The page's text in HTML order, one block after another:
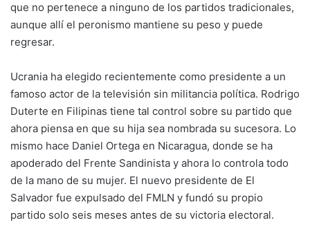
que no pertenece a ninguno de los partidos tradicionales,
aunque allí el peronismo mantiene su peso y puede
regresar.
Ucrania ha elegido recientemente como presidente a un
famoso actor de la televisión sin militancia política. Rodrigo
Duterte en Filipinas tiene tal control sobre su partido que
ahora piensa en que su hija sea nombrada su sucesora. Lo
mismo hace Daniel Ortega en Nicaragua, donde se ha
apoderado del Frente Sandinista y ahora lo controla todo
de la mano de su mujer. El nuevo presidente de El
Salvador fue expulsado del FMLN y fundó su propio
partido solo seis meses antes de su victoria electoral.